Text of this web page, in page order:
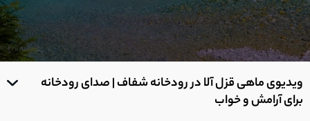
0
of
ویدیوی ماهی قزل آلا در رودخانه شفاف | صدای رودخانه
برای آرامش و خواب